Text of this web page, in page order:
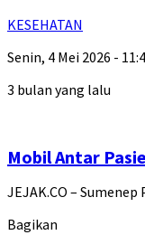
KESEHATAN
Senin, 4 Mei 2026 -
3 bulan yang lalu
Mobil Antar
JEJAK.CO –
Bagikan